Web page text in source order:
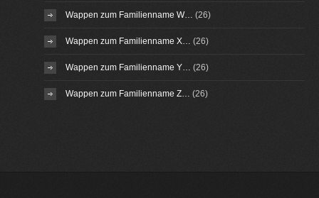
Wappen zum Familienname W… (26)
Wappen zum Familienname X… (26)
Wappen zum Familienname Y… (26)
Wappen zum Familienname Z… (26)